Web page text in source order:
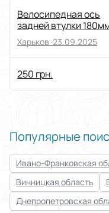
От
Состояние
Велосипедная ось
задней втулки
на пром подшипниках
6200rs
Харьков ·23.09.2025
250 грн.
Популярные
Ивано-Франковская
Винницкая область
Днепропетровская